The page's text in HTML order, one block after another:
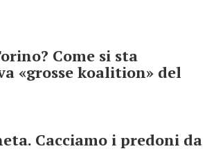
Come si sta
«grosse koalition» del
Cacciamo i predoni da